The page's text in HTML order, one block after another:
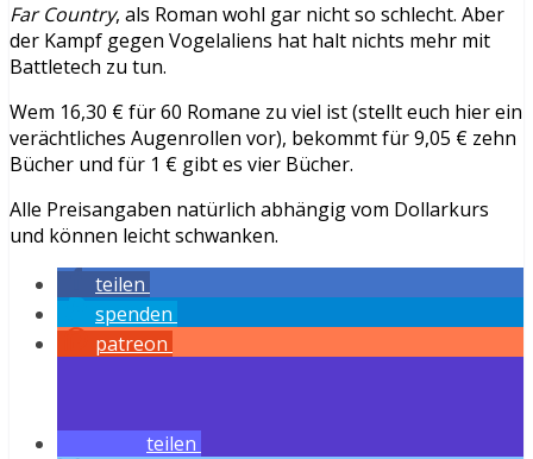
Far Country, als Roman wohl gar nicht so schlecht. Aber
der Kampf gegen Vogelaliens hat halt nichts mehr mit
Battletech zu tun.
Wem 16,30 € für 60 Romane zu viel ist (stellt euch hier ein
verächtliches Augenrollen vor), bekommt für 9,05 € zehn
Bücher und für 1 € gibt es vier Bücher.
Alle Preisangaben natürlich abhängig vom Dollarkurs
und können leicht schwanken.
teilen
spenden
patreon
teilen